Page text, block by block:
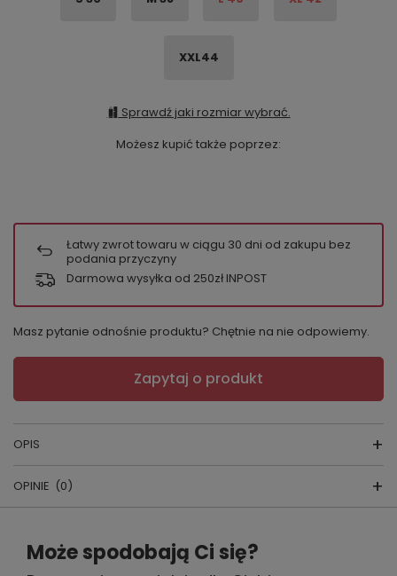
XXL44
Sprawdź jaki rozmiar wybrać.
Możesz kupić także poprzez:
Łatwy zwrot towaru w ciągu 30 dni od zakupu bez
podania przyczyny
Darmowa wysyłka od 250zł INPOST
Masz pytanie odnośnie produktu? Chętnie na nie odpowiemy.
Zapytaj o produkt
OPIS
Piżama Damska
producent:DONNA
OPINIE (0)
Napisz swoją opinię
Może spodobają Ci się?